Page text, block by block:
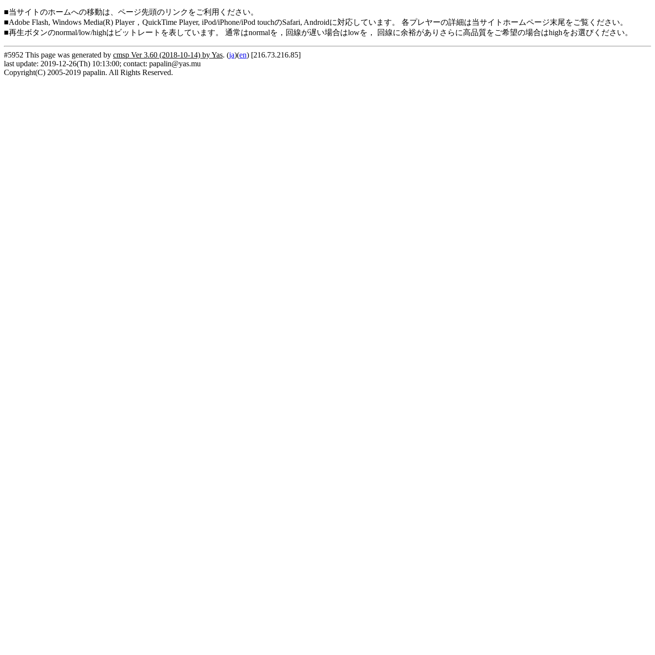
■当サイトのホームへの移動は、ページ先頭のリンクをご利用ください。
■Adobe Flash, Windows Media(R) Player，QuickTime Player, iPod/iPhone/iPod touchのSafari, Androidに対応しています。 各プレヤーの詳細は当サイトホームページ末尾をご覧ください。
■再生ボタンのnormal/low/highはビットレートを表しています。 通常はnormalを，回線が遅い場合はlowを， 回線に余裕がありさらに高品質をご希望の場合はhighをお選びください。
#5952 This page was generated by cmsp Ver 3.60 (2018-10-14) by Yas. (ja)(en) [216.73.216.85]
last update: 2019-12-26(Th) 10:13:00; contact: papalin@yas.mu
Copyright(C) 2005-2019 papalin. All Rights Reserved.